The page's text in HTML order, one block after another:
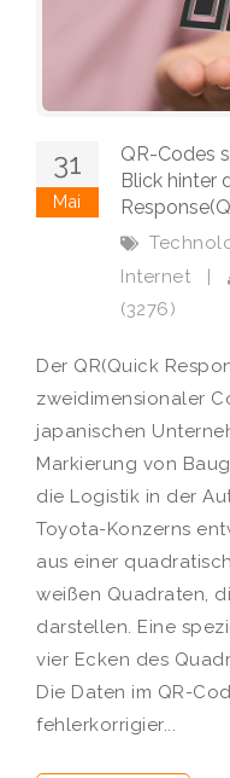
31
Mai
QR-Codes
Blick hinter
Internet
|
(3276)
Der QR(Quick
zweidimensionaler
japanischen
Markierung von
die Logistik in der
Toyota-Konzerns
aus einer
weißen Quadraten,
darstellen. Eine
vier Ecken des
Die Daten im QR-
fehlerkorrigier...